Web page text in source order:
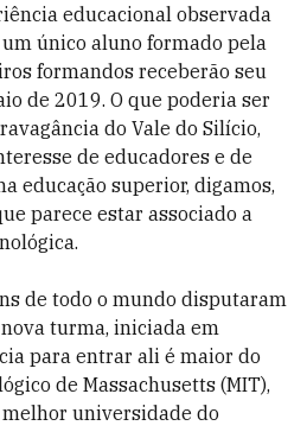
educacional observada
único aluno formado pela
formandos receberão seu
de 2019. O que poderia ser
do Vale do Silício,
de educadores e de
educação superior, digamos,
parece estar associado a
de todo o mundo disputaram
turma, iniciada em
para entrar ali é maior do
de Massachusetts (MIT),
universidade do